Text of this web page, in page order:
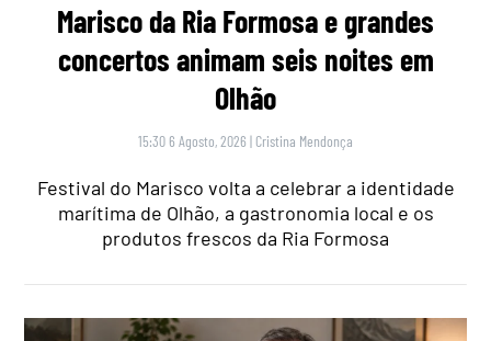
Marisco da Ria Formosa e grandes
concertos animam seis noites em
Olhão
15:30 6 Agosto, 2026 | Cristina Mendonça
Festival do Marisco volta a celebrar a identidade
marítima de Olhão, a gastronomia local e os
produtos frescos da Ria Formosa